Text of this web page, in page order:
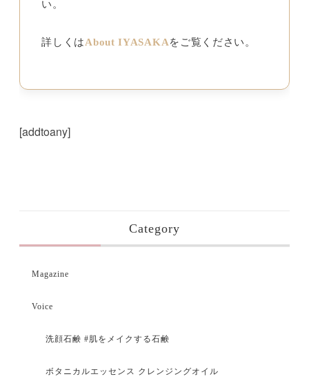
い。
詳しくはAbout IYASAKAをご覧ください。
[addtoany]
Category
Magazine
Voice
洗顔石鹸 #肌をメイクする石鹸
ボタニカルエッセンス クレンジングオイル